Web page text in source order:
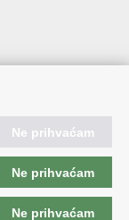
Ne prihvaćam
Ne prihvaćam
Ne prihvaćam